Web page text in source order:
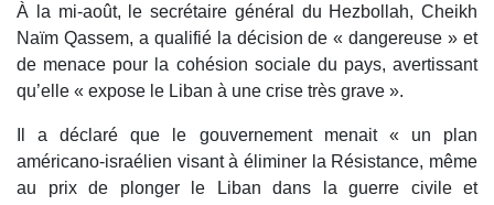
À la mi-août, le secrétaire général du Hezbollah, Cheikh
Naïm Qassem, a qualifié la décision de « dangereuse » et
de menace pour la cohésion sociale du pays, avertissant
qu’elle « expose le Liban à une crise très grave ».
Il a déclaré que le gouvernement menait « un plan
américano-israélien visant à éliminer la Résistance, même
au prix de plonger le Liban dans la guerre civile et